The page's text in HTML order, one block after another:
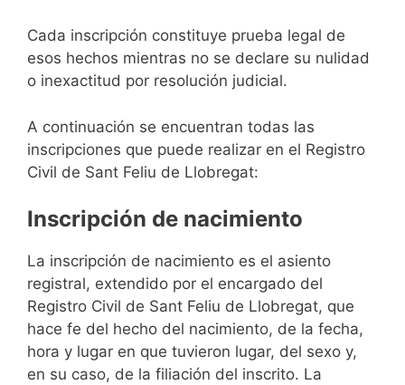
Cada inscripción constituye prueba legal de
esos hechos mientras no se declare su nulidad
o inexactitud por resolución judicial.
A continuación se encuentran todas las
inscripciones que puede realizar en el Registro
Civil de Sant Feliu de Llobregat:
Inscripción de nacimiento
La inscripción de nacimiento es el asiento
registral, extendido por el encargado del
Registro Civil de Sant Feliu de Llobregat, que
hace fe del hecho del nacimiento, de la fecha,
hora y lugar en que tuvieron lugar, del sexo y,
en su caso, de la filiación del inscrito. La